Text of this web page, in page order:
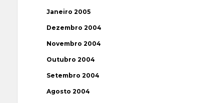
Janeiro 2005
Dezembro 2004
Novembro 2004
Outubro 2004
Setembro 2004
Agosto 2004